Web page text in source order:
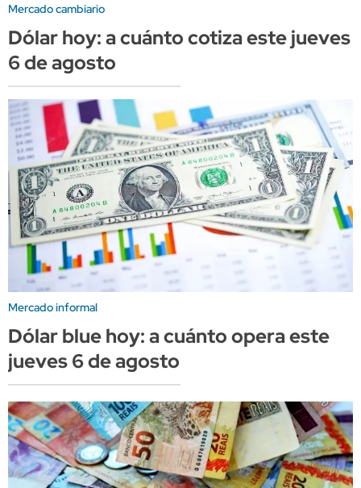
Mercado cambiario
Dólar hoy: a cuánto cotiza este jueves
6 de agosto
Mercado informal
Dólar blue hoy: a cuánto opera este
jueves 6 de agosto